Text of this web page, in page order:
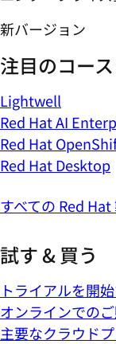
新バージョン
注目のコー
Lightwell
Red Hat AI
Red Hat
Red Hat Desktop
すべての Red
試す & 買う
トライアルを開
オンラインでの
主要なクラウド